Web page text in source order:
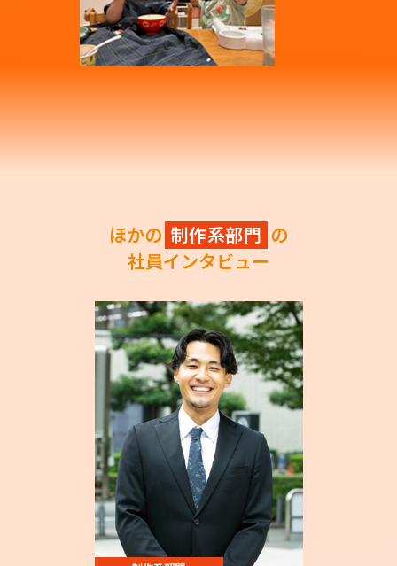
ほかの 制作系部門 の
社員インタビュー